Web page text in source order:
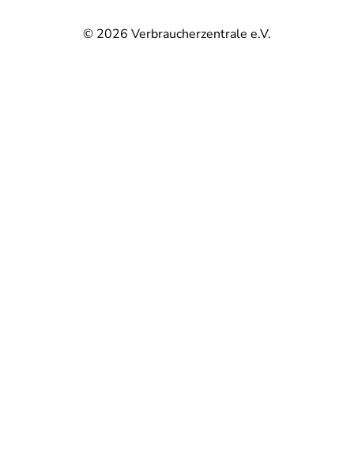
© 2026 Verbraucherzentrale e.V.